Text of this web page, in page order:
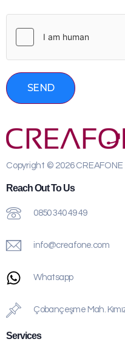
SEND
Copyright © 2026 CREAFONE
Reach Out To Us
0850 340 49 49
info@creafone.com
Whatsapp
Çobançeşme Mah.
Services